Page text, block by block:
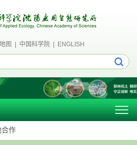
图 中国科学院| ENGLISH
合作